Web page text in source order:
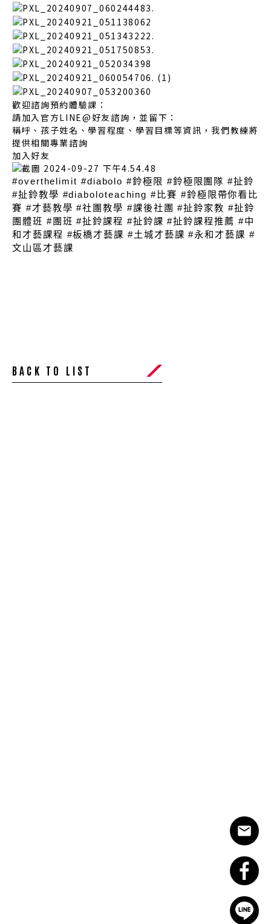
歡迎諮詢預約體驗課：
請加入官方LINE@好友諮詢，並留下：
稱呼、孩子姓名、學習程度、學習目標等資訊，我們教練將
提供相關專業諮詢
加入好友
#overthelimit #diabolo #鈴極限 #鈴極限團隊 #扯鈴
#扯鈴教學 #diaboloteaching #比賽 #鈴極限帶你看比
賽 #才藝教學 #社團教學 #課後社團 #扯鈴家教 #扯鈴
團體班 #團班 #扯鈴課程 #扯鈴課 #扯鈴課程推薦 #中
和才藝課程 #板橋才藝課 #土城才藝課 #永和才藝課 #
文山區才藝課
BACK TO LIST